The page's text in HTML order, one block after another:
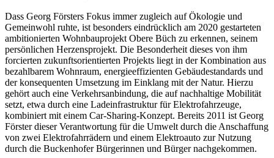
Dass Georg Försters Fokus immer zugleich auf Ökologie und
Gemeinwohl ruhte, ist besonders eindrücklich am 2020 gestarteten
ambitionierten Wohnbauprojekt Obere Büch zu erkennen, seinem
persönlichen Herzensprojekt. Die Besonderheit dieses von ihm
forcierten zukunftsorientierten Projekts liegt in der Kombination aus
bezahlbarem Wohnraum, energieeffizienten Gebäudestandards und
der konsequenten Umsetzung im Einklang mit der Natur. Hierzu
gehört auch eine Verkehrsanbindung, die auf nachhaltige Mobilität
setzt, etwa durch eine Ladeinfrastruktur für Elektrofahrzeuge,
kombiniert mit einem Car-Sharing-Konzept. Bereits 2011 ist Georg
Förster dieser Verantwortung für die Umwelt durch die Anschaffung
von zwei Elektrofahrrädern und einem Elektroauto zur Nutzung
durch die Buckenhofer Bürgerinnen und Bürger nachgekommen.